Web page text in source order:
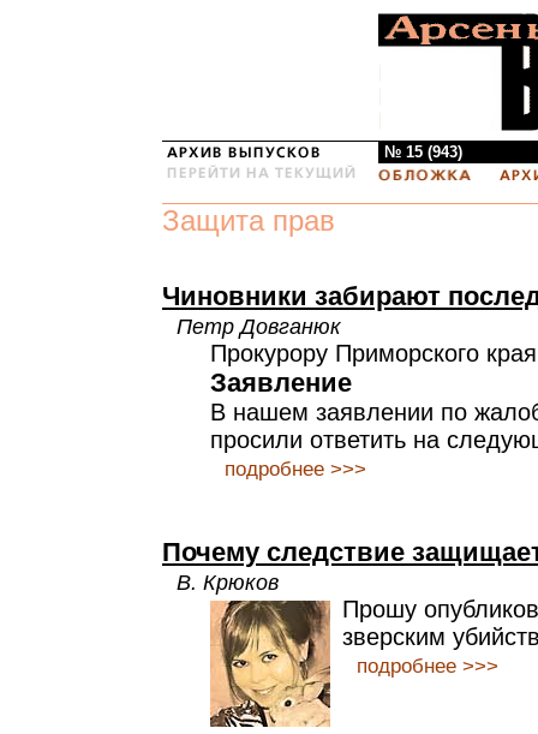
№ 15 (943)
Защита прав
Чиновники забирают
Петр Довганюк
Прокурору Приморского
Заявление
В нашем заявлении по
просили ответить на
подробнее >>>
Почему следствие
В. Крюков
Прошу
зверским
подробнее >>>